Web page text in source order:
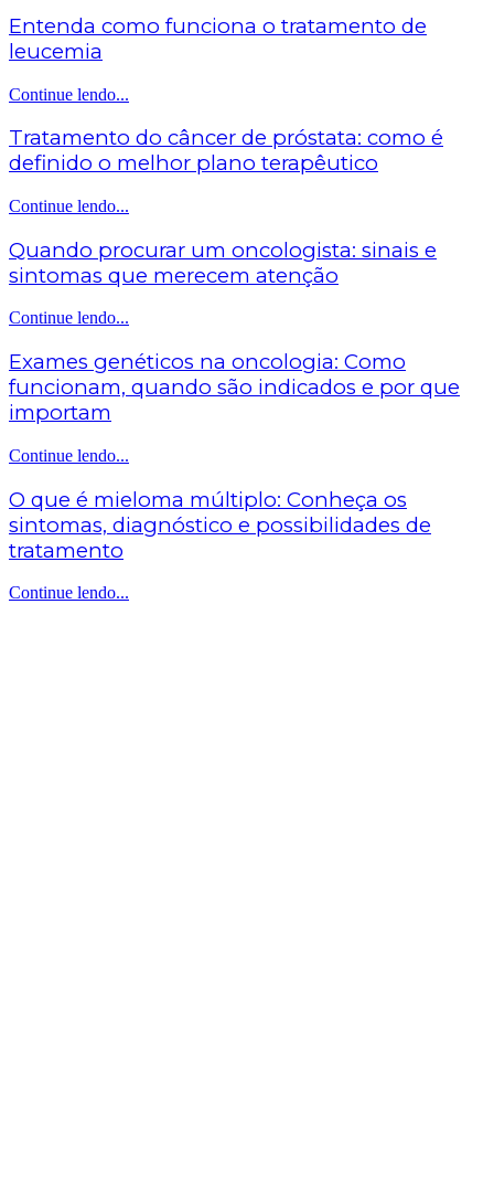
Entenda como funciona o tratamento de
leucemia
Continue lendo...
Tratamento do câncer de próstata: como é
definido o melhor plano terapêutico
Continue lendo...
Quando procurar um oncologista: sinais e
sintomas que merecem atenção
Continue lendo...
Exames genéticos na oncologia: Como
funcionam, quando são indicados e por que
importam
Continue lendo...
O que é mieloma múltiplo: Conheça os
sintomas, diagnóstico e possibilidades de
tratamento
Continue lendo...